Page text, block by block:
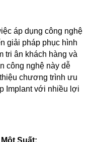
áp dụng công nghệ
giải pháp phục hình
tri ân khách hàng và
công nghệ này dễ
chương trình ưu
Implant với nhiều lợi
Suất: